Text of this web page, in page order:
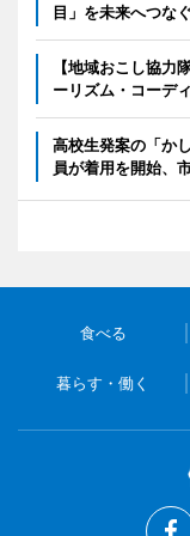
目」を未来へつな
【地域おこし協力
ーリズム・コーデ
高校生発案の「か
員が着用を開始、
食べる
暮らす・働く